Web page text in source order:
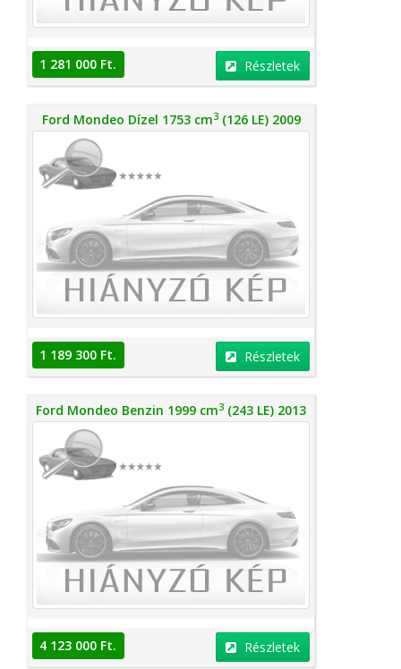
1 281 000 Ft. Részletek
Ford Mondeo Dízel 1753 cm3(126 LE) 2009
1 189 300 Ft. Részletek
Ford Mondeo Benzin 1999 cm3 (243 LE) 2013
4 123 000 Ft. Részletek